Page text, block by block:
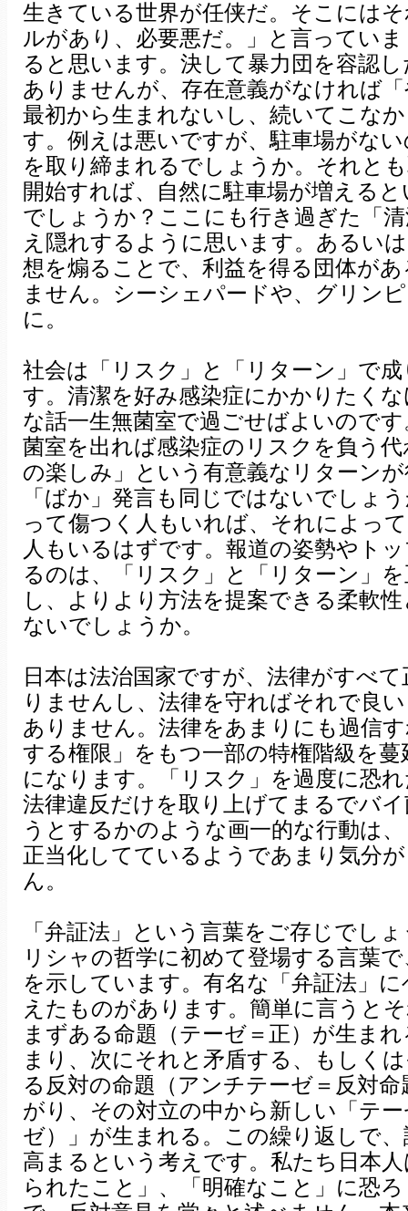
生きている世界が任侠だ。そこには
ルがあり、必要悪だ。」と言ってい
ると思います。決して暴力団を容認
ありませんが、存在意義がなければ
最初から生まれないし、続いてこな
す。例えは悪いですが、駐車場がな
を取り締まれるでしょうか。それと
開始すれば、自然に駐車場が増える
でしょうか？ここにも行き過ぎた「
え隠れするように思います。あるい
想を煽ることで、利益を得る団体が
ません。シーシェパードや、グリン
に。
社会は「リスク」と「リターン」で
す。清潔を好み感染症にかかりたく
な話一生無菌室で過ごせばよいので
菌室を出れば感染症のリスクを負う
の楽しみ」という有意義なリターン
「ばか」発言も同じではないでしょ
って傷つく人もいれば、それによっ
人もいるはずです。報道の姿勢やト
るのは、「リスク」と「リターン」
し、よりより方法を提案できる柔軟
ないでしょうか。
日本は法治国家ですが、法律がすべ
りませんし、法律を守ればそれで良
ありません。法律をあまりにも過信
する権限」をもつ一部の特権階級を
になります。「リスク」を過度に恐
法律違反だけを取り上げてまるでバ
うとするかのような画一的な行動は
正当化してているようであまり気分
ん。
「弁証法」という言葉をご存じでし
リシャの哲学に初めて登場する言葉
を示しています。有名な「弁証法」
えたものがあります。簡単に言うと
まずある命題（テーゼ＝正）が生ま
まり、次にそれと矛盾する、もしく
る反対の命題（アンチテーゼ＝反対
がり、その対立の中から新しい「テ
ゼ）」が生まれる。この繰り返しで
高まるという考えです。私たち日本
られたこと」、「明確なこと」に恐